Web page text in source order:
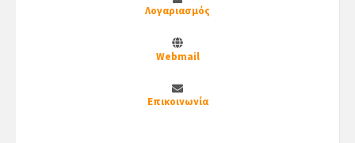
Λογαριασμός
Webmail
Επικοινωνία